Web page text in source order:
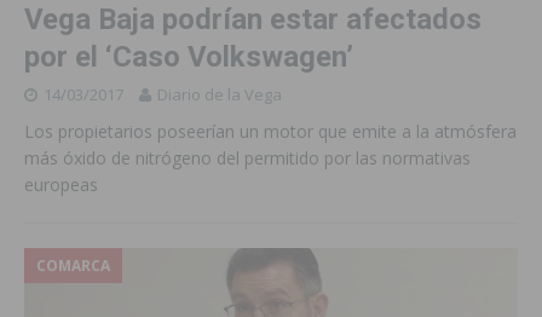
Vega Baja podrían estar afectados
por el ‘Caso Volkswagen’
14/03/2017 Diario de la Vega
Los propietarios poseerían un motor que emite a la atmósfera
más óxido de nitrógeno del permitido por las normativas
europeas
COMARCA